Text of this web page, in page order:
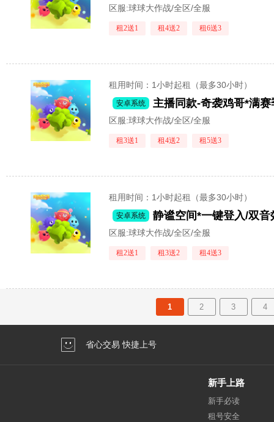
区服:球球大作战/全区/全服
租2送1 租4送2 租6送3
租用时间 ：1小时起租（最多30小时）
安卓系统
区服:球球大作战/全区/全服
租3送1 租4送2 租5送3
租用时间 ：1小时起租（最多30小时）
安卓系统 静谧空间*一键登入/双
区服:球球大作战/全区/全服
租2送1 租3送2 租4送3
1 2 3 4
省心交易 快捷上号
新手上路
新手必读
租号安全